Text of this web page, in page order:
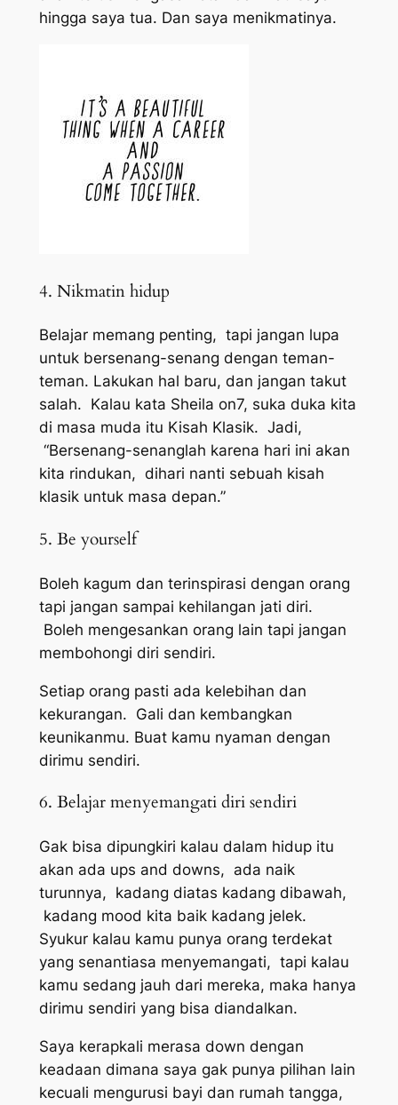
hingga saya tua. Dan saya menikmatinya.
4. Nikmatin hidup
Belajar memang penting, tapi jangan lupa
untuk bersenang-senang dengan teman-
teman. Lakukan hal baru, dan jangan takut
salah. Kalau kata Sheila on7, suka duka kita
di masa muda itu Kisah Klasik. Jadi,
“Bersenang-senanglah karena hari ini akan
kita rindukan, dihari nanti sebuah kisah
klasik untuk masa depan.”
5. Be yourself
Boleh kagum dan terinspirasi dengan orang
tapi jangan sampai kehilangan jati diri.
Boleh mengesankan orang lain tapi jangan
membohongi diri sendiri.
Setiap orang pasti ada kelebihan dan
kekurangan. Gali dan kembangkan
keunikanmu. Buat kamu nyaman dengan
dirimu sendiri.
6. Belajar menyemangati diri sendiri
Gak bisa dipungkiri kalau dalam hidup itu
akan ada ups and downs, ada naik
turunnya, kadang diatas kadang dibawah,
kadang mood kita baik kadang jelek.
Syukur kalau kamu punya orang terdekat
yang senantiasa menyemangati, tapi kalau
kamu sedang jauh dari mereka, maka hanya
dirimu sendiri yang bisa diandalkan.
Saya kerapkali merasa down dengan
keadaan dimana saya gak punya pilihan lain
kecuali mengurusi bayi dan rumah tangga,